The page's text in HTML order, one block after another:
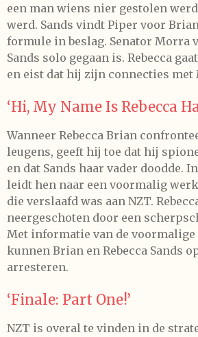
een man wiens nier gestolen
werd. Sands vindt Piper voor
formule in beslag. Senator Morra
Sands solo gegaan is. Rebecca
en eist dat hij zijn connecties
‘Hi, My Name Is Rebecca
Wanneer Rebecca Brian
leugens, geeft hij toe dat hij
en dat Sands haar vader doodde.
leidt hen naar een voormalig
die verslaafd was aan NZT.
neergeschoten door een
Met informatie van de
kunnen Brian en Rebecca Sands
arresteren.
‘Finale: Part One!’
NZT is overal te vinden in de